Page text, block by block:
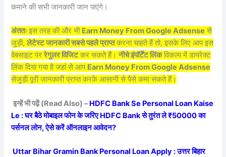
कमाने की सभी जानकारी जान पाएंगे।
अंततःइस तरह की और भी Earn Money From Google Adsense से
जुड़ी,लेटेस्ट जानकारी सबसे पहले प्राप्तकरना चाहते हैं तो, इसके लिए आप इस
वेबसाइट पररेगुलर विजिटकर सकते हैं।नीचे इंपॉर्टेंट लिंकविकल्प में डायरेक्ट
लिंक दिया गया है जहां से आप Earn Money From Google Adsense
सेजुड़ी पूरी जानकारी प्राप्त करके आसानी से पैसे कमा सकते हैं।
इन्हें भी पढ़ें (Read Also) –HDFC Bank Se Personal Loan Kaise
Le : घर बैठे मोबाइल फोन के जरिए HDFC Bank से तुरंत ले ₹50000 का
पर्सनल लोन, ऐसे करें ऑनलाइन आवेदन?
Uttar Bihar Gramin Bank Personal Loan Apply : उत्तर बिहार